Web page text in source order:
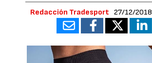
Redacción Tradesport 27/12/2018